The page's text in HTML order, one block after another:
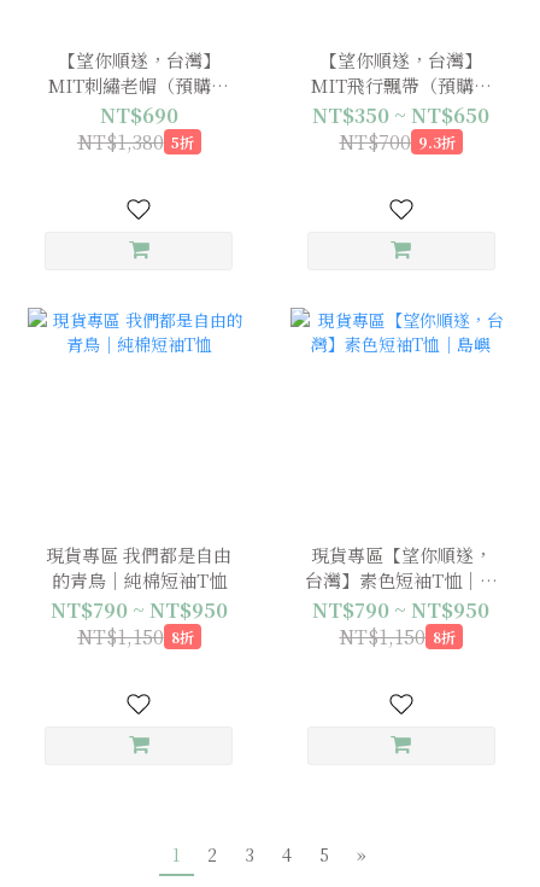
【望你順遂，台灣】
MIT刺繡老帽（預購商
品9月下旬出貨）
NT$690
NT$1,380 5折
【望你順遂，台灣】
MIT飛行飄帶（預購商
品8月下旬出貨）
NT$350 ~ NT$650
NT$700 9.3折
現貨專區 我們都是自由
的青鳥｜純棉短袖T恤
NT$790 ~ NT$950
NT$1,150 8折
現貨專區【望你順遂，
台灣】素色短袖T恤｜島
嶼
NT$790 ~ NT$950
NT$1,150 8折
1 2 3 4 5 »